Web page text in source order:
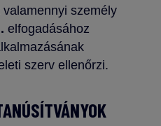
személy
. elfogadásához
szerv ellenőrzi.